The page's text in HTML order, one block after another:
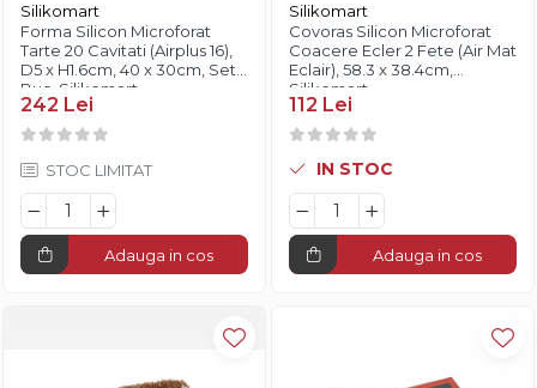
Silikomart
Forma Silicon Microforat
Tarte 20 Cavitati (Airplus 16),
D5 x H1.6cm, 40 x 30cm, Set 2
Buc, Silikomart
242 Lei
STOC LIMITAT
Adauga in cos
Silikomart
Covoras Silicon Microforat
Coacere Ecler 2 Fete (Air Mat
Eclair), 58.3 x 38.4cm,
Silikomart
112 Lei
IN STOC
Adauga in cos